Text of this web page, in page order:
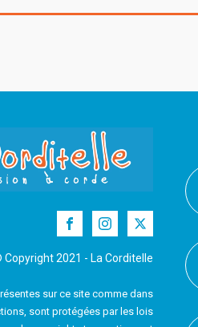
Copyright 2021 - La Corditelle
sur ce site comme dans
sont protégées par les lois